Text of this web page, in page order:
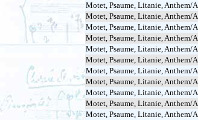
Motet, Psaume, Litanie, Anthem/
Motet, Psaume, Litanie, Anthem/
Motet, Psaume, Litanie, Anthem/
Motet, Psaume, Litanie, Anthem/
Motet, Psaume, Litanie, Anthem/
Motet, Psaume, Litanie, Anthem/
Motet, Psaume, Litanie, Anthem/
Motet, Psaume, Litanie, Anthem/
Motet, Psaume, Litanie, Anthem/
Motet, Psaume, Litanie, Anthem/
Motet, Psaume, Litanie, Anthem/